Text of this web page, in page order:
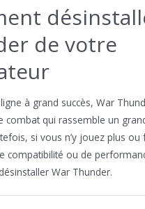
de votre
à grand succès, War
combat qui rassemble un
si vous n’y jouez plus ou
compatibilité ou de
War Thunder.